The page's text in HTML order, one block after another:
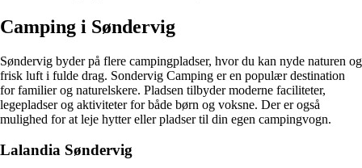
Camping i Søndervig
Søndervig byder på flere campingpladser, hvor du kan nyde naturen og
frisk luft i fulde drag. Sondervig Camping er en populær destination
for familier og naturelskere. Pladsen tilbyder moderne faciliteter,
legepladser og aktiviteter for både børn og voksne. Der er også
mulighed for at leje hytter eller pladser til din egen campingvogn.
Lalandia Søndervig